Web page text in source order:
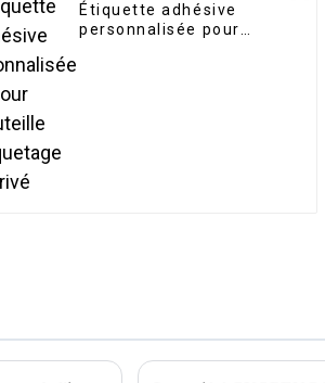
Étiquette adhésive
personnalisée pour